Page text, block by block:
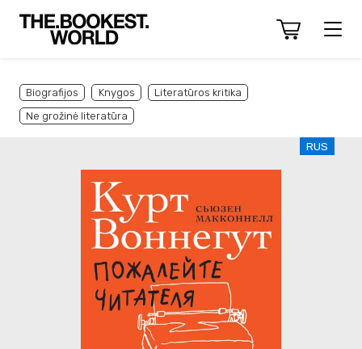
Biografijos Knygos
Literatūros kritika
Ne grožinė literatūra
RUS